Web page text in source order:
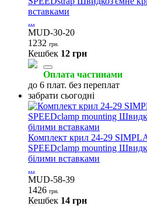
вставками
...
MUD-30-20
1232 грн.
Кешбек 12 грн
Оплата частинами
до 6 плат. без переплат
забрати сьогодні
Комплект крил 24-29
SPEEDclamp mounting
білими вставками
...
MUD-58-39
1426 грн.
Кешбек 14 грн